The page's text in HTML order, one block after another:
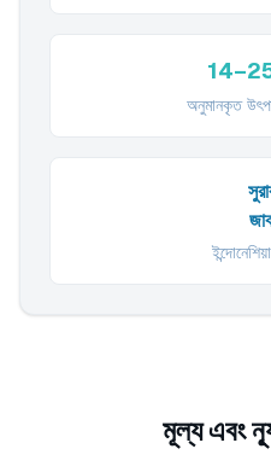
অনুমানকৃত
মূল্য এবং